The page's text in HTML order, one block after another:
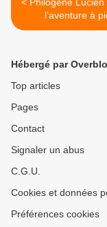
l’aventure à
Hébergé par
Top articles
Pages
Contact
Signaler un abus
C.G.U.
Cookies et données
Préférences cookies